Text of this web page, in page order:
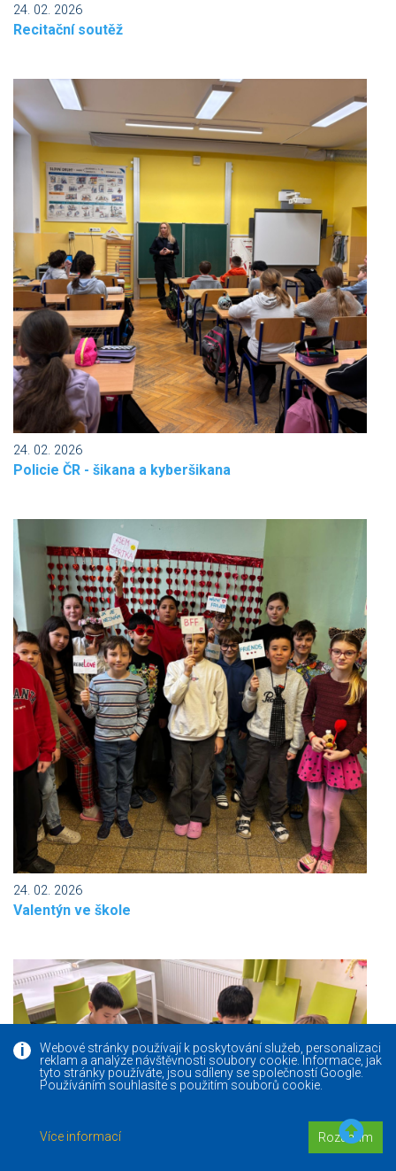
Webové stránky používají k poskytování služeb, personalizaci
reklam a analýze návštěvnosti soubory cookie. Informace, jak
tyto stránky používáte, jsou sdíleny se společností Google.
Používáním souhlasíte s použitím souborů cookie.
Více informací Rozumím
24. 02. 2026
Recitační soutěž
24. 02. 2026
Policie ČR - šikana a kyberšikana
24. 02. 2026
Valentýn ve škole